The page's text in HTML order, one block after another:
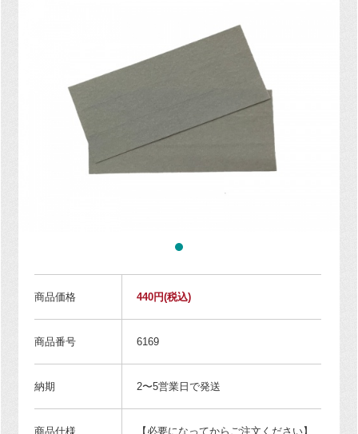
商品価格 440円(税込)
商品番号 6169
納期 2〜5営業日で発送
商品仕様
【必要になってからご注文ください】